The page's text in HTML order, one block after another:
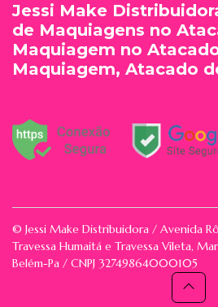
Jessi Make
de Maquiagens no
Maquiagem no
Maquiagem, Atacado
© Jessi Make Distribuidora / Avenida
Travessa Humaitá e Travessa Vileta,
Belém-Pa / CNPJ 32749864000105